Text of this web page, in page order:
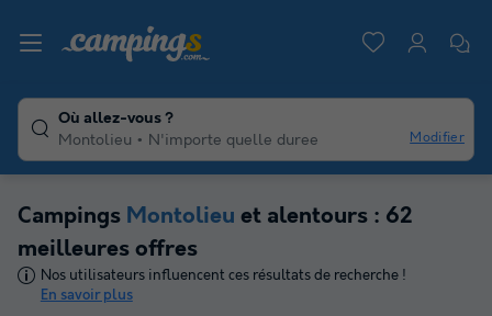
Où allez-vous ?
Montolieu
N'importe quelle duree Modifier
Campings Montolieu et alentours : 62
meilleures offres
Nos utilisateurs influencent ces résultats de recherche !
En savoir plus